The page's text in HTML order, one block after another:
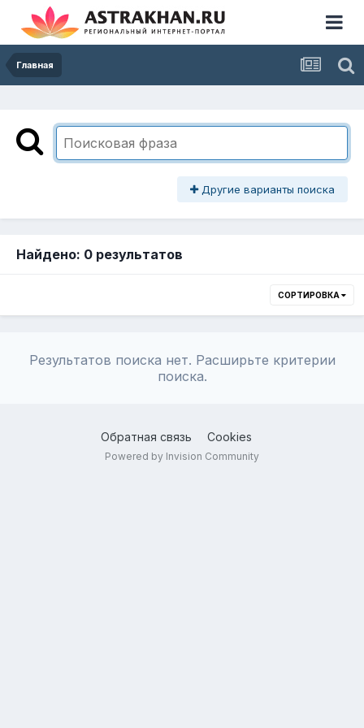
Главная
Другие варианты поиска
Найдено: 0 результатов
СОРТИРОВКА
Результатов поиска нет. Расширьте критерии
поиска.
Обратная связь Cookies
Powered by Invision Community